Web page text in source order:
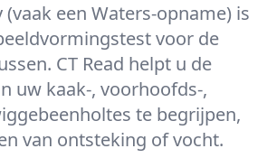
(vaak een Waters-opname) is
voor de
CT Read helpt u de
uw kaak-, voorhoofds-,
te begrijpen,
van ontsteking of vocht.